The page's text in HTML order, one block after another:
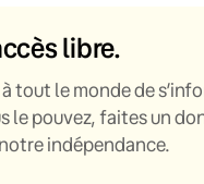
libre.
tout le monde de
le pouvez, faites un
indépendance.